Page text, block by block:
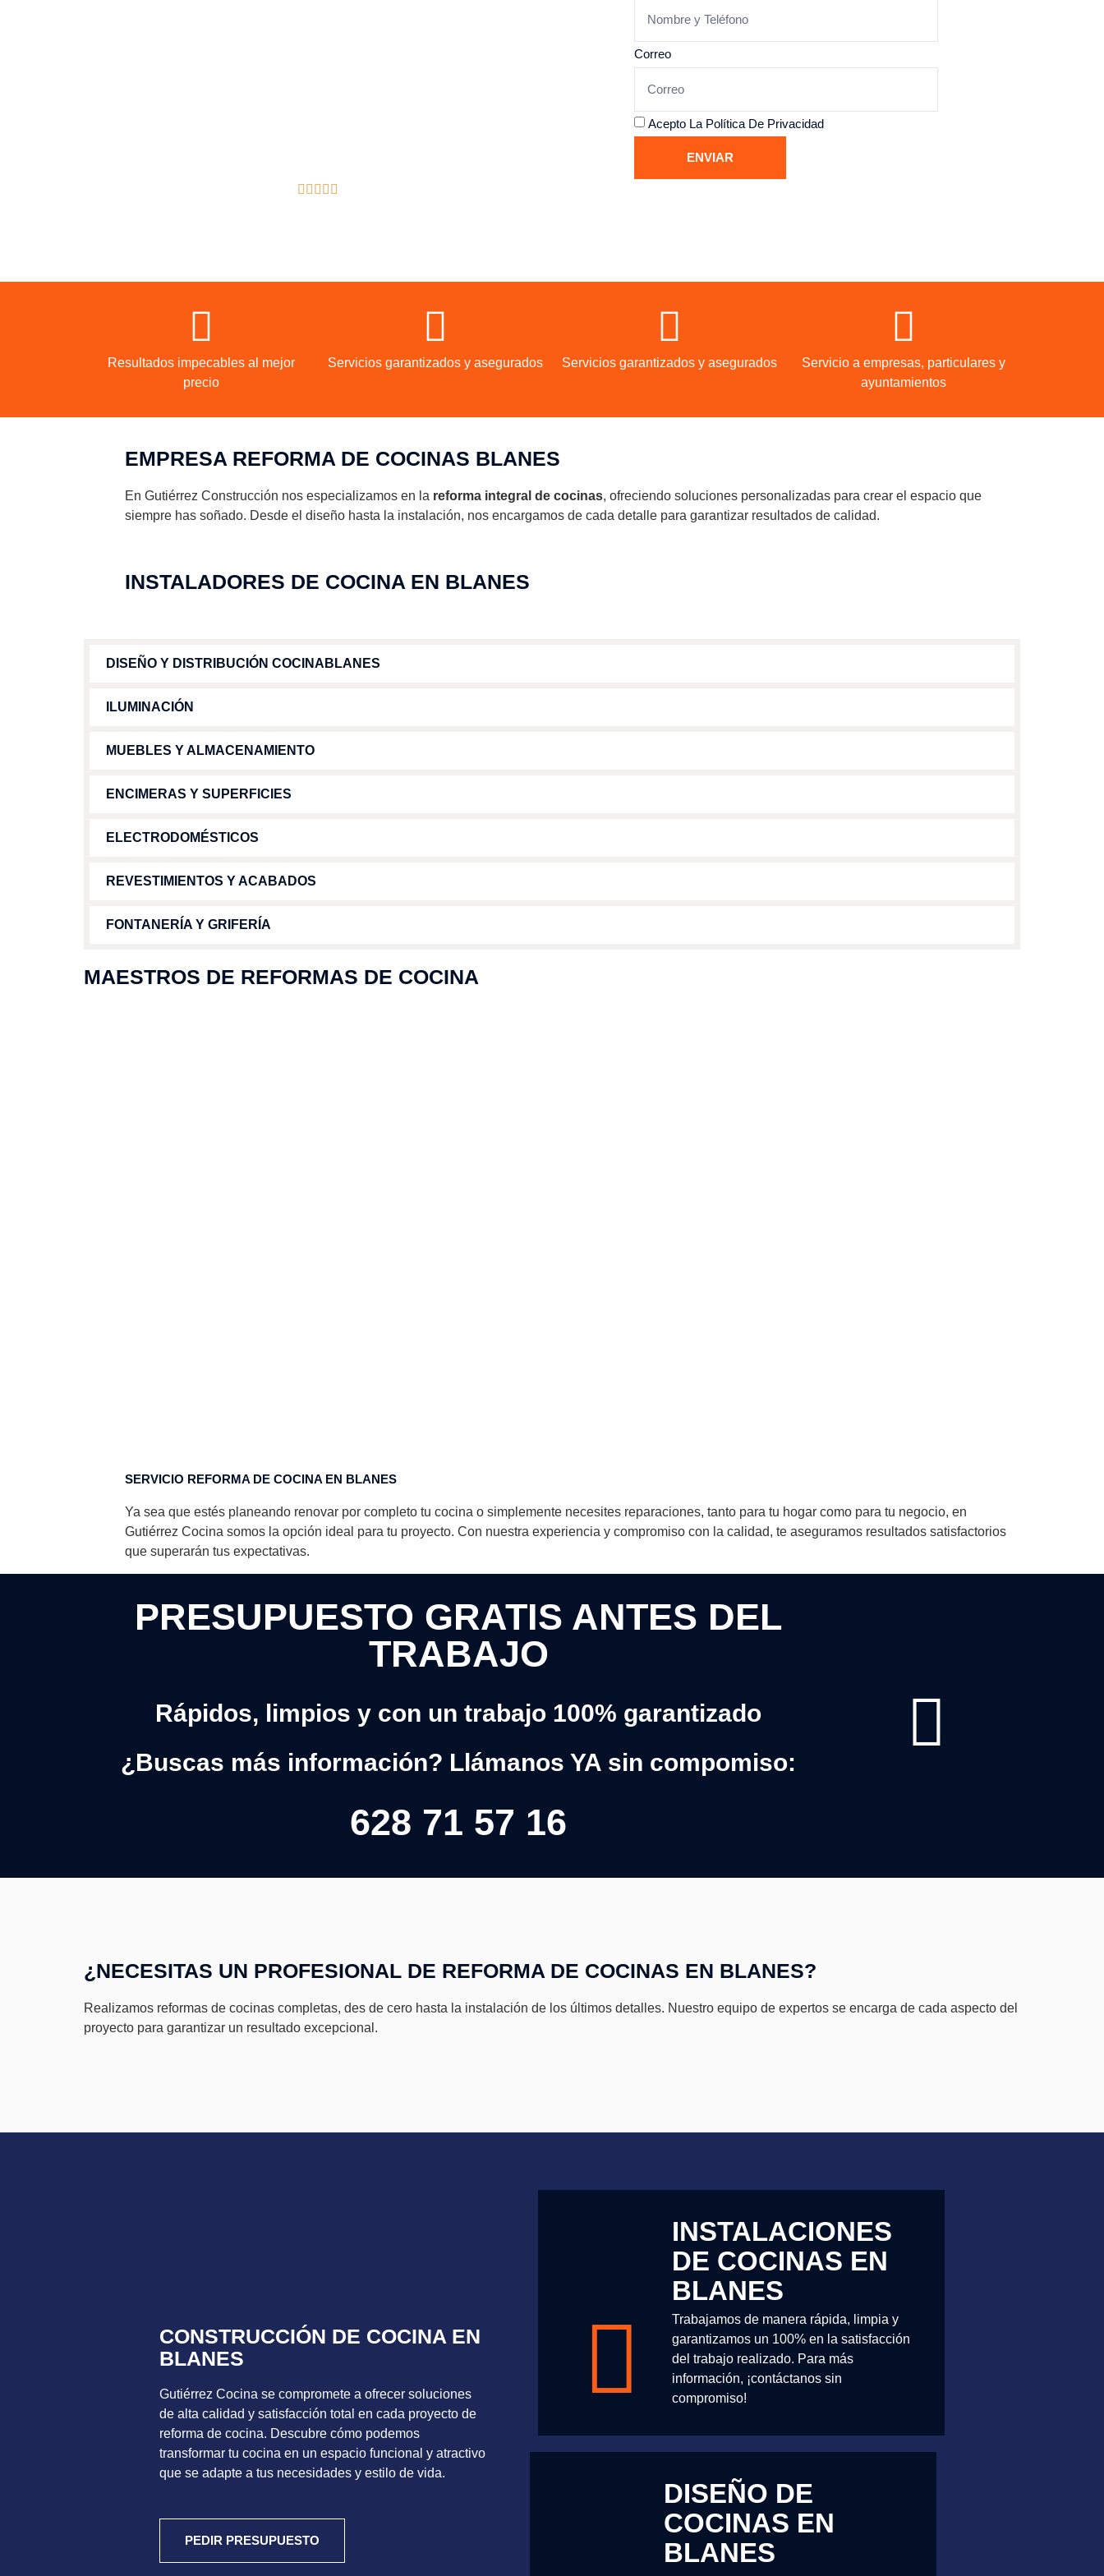
Correo
Acepto La Política De Privacidad
ENVIAR
Resultados impecables al mejor
precio
Servicios garantizados y asegurados Servicios garantizados y asegurados
Servicio a empresas, particulares y
ayuntamientos
EMPRESA REFORMA DE COCINAS BLANES
En Gutiérrez Construcción nos especializamos en la reforma integral de cocinas, ofreciendo soluciones personalizadas para crear el espacio que
siempre has soñado. Desde el diseño hasta la instalación, nos encargamos de cada detalle para garantizar resultados de calidad.
INSTALADORES DE COCINA EN BLANES
DISEÑO Y DISTRIBUCIÓN COCINABLANES
ILUMINACIÓN
MUEBLES Y ALMACENAMIENTO
ENCIMERAS Y SUPERFICIES
ELECTRODOMÉSTICOS
REVESTIMIENTOS Y ACABADOS
FONTANERÍA Y GRIFERÍA
MAESTROS DE REFORMAS DE COCINA
SERVICIO REFORMA DE COCINA EN BLANES
Ya sea que estés planeando renovar por completo tu cocina o simplemente necesites reparaciones, tanto para tu hogar como para tu negocio, en
Gutiérrez Cocina somos la opción ideal para tu proyecto. Con nuestra experiencia y compromiso con la calidad, te aseguramos resultados satisfactorios
que superarán tus expectativas.
PRESUPUESTO GRATIS ANTES DEL
TRABAJO
Rápidos, limpios y con un trabajo 100% garantizado
¿Buscas más información? Llámanos YA sin compomiso:
628 71 57 16
¿NECESITAS UN PROFESIONAL DE REFORMA DE COCINAS EN BLANES?
Realizamos reformas de cocinas completas, des de cero hasta la instalación de los últimos detalles. Nuestro equipo de expertos se encarga de cada aspecto del
proyecto para garantizar un resultado excepcional.
CONSTRUCCIÓN DE COCINA EN
BLANES
Gutiérrez Cocina se compromete a ofrecer soluciones
de alta calidad y satisfacción total en cada proyecto de
reforma de cocina. Descubre cómo podemos
transformar tu cocina en un espacio funcional y atractivo
que se adapte a tus necesidades y estilo de vida.
PEDIR PRESUPUESTO
INSTALACIONES
DE COCINAS EN
BLANES
Trabajamos de manera rápida, limpia y
garantizamos un 100% en la satisfacción
del trabajo realizado. Para más
información, ¡contáctanos sin
compromiso!
DISEÑO DE
COCINAS EN
BLANES